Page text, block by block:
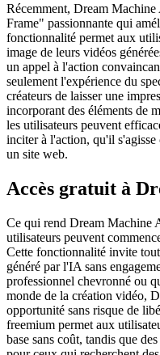
Récemment, Dream
Frame" passionnante qui
fonctionnalité permet aux
image de leurs vidéos
un appel à l'action
seulement l'expérience du
créateurs de laisser une
incorporant des éléments de
les utilisateurs peuvent
inciter à l'action, qu'il
un site web.
Accès gratuit à
Ce qui rend Dream Machine
utilisateurs peuvent
Cette fonctionnalité invite
généré par l'IA sans
professionnel chevronné ou
monde de la création vidéo,
opportunité sans risque de
freemium permet aux
base sans coût, tandis que